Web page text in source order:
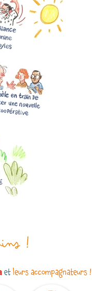
etleurs accompagnateurs !